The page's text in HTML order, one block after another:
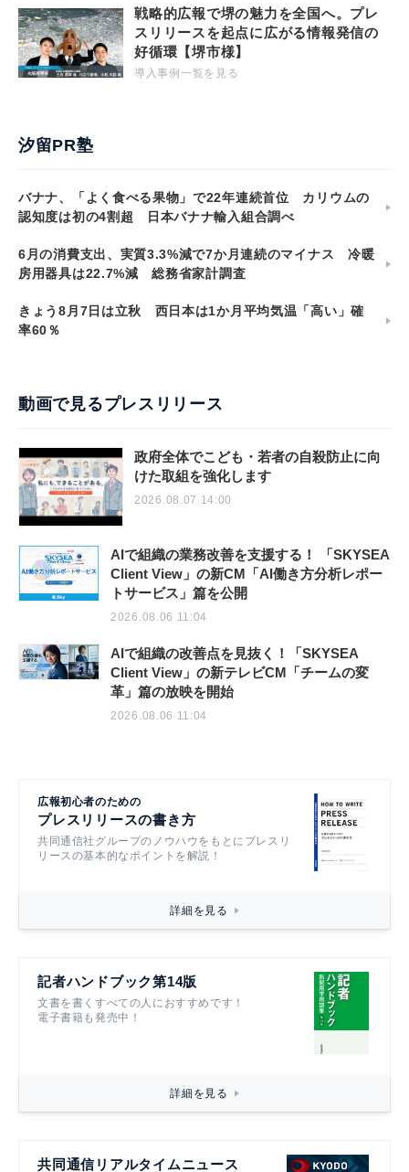
戦略的広報で堺の魅力を全国へ。プレ
スリリースを起点に広がる情報発信の
好循環【堺市様】
導入事例一覧を見る
汐留PR塾
バナナ、「よく食べる果物」で22年連続首位 カリウムの
認知度は初の4割超 日本バナナ輸入組合調べ
6月の消費支出、実質3.3%減で7か月連続のマイナス 冷暖
房用器具は22.7%減 総務省家計調査
きょう8月7日は立秋 西日本は1か月平均気温「高い」確
率60％
動画で見るプレスリリース
政府全体でこども・若者の自殺防止に向
けた取組を強化します
2026.08.07 14:00
AIで組織の業務改善を支援する！ 「SKYSEA
Client View」の新CM「AI働き方分析レポー
トサービス」篇を公開
2026.08.06 11:04
AIで組織の改善点を見抜く！「SKYSEA
Client View」の新テレビCM「チームの変
革」篇の放映を開始
2026.08.06 11:04
広報初心者のための
プレスリリースの書き方
共同通信社グループのノウハウをもとにプレスリ
リースの基本的なポイントを解説！
詳細を見る
記者ハンドブック第14版
文書を書くすべての人におすすめです！
電子書籍も発売中！
詳細を見る
共同通信リアルタイムニュース